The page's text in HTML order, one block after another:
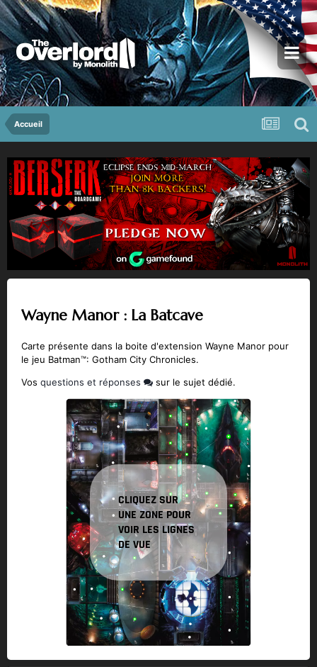
Accueil
Wayne Manor : La Batcave
Carte présente dans la boite d'extension Wayne Manor pour
le jeu Batman™: Gotham City Chronicles.
Vos questions et réponses sur le sujet dédié.